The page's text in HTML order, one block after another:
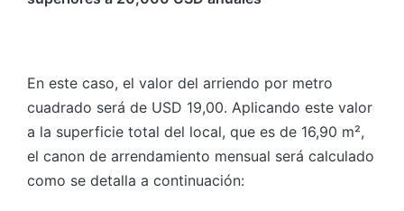
En este caso, el valor del arriendo por metro
cuadrado será de USD 19,00. Aplicando este valor
a la superficie total del local, que es de 16,90 m²,
el canon de arrendamiento mensual será calculado
como se detalla a continuación: